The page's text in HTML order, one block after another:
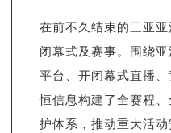
在前不久结束的三亚
闭幕式及赛事。围绕
平台、开闭幕式直播
恒信息构建了全赛程
护体系，推动重大活